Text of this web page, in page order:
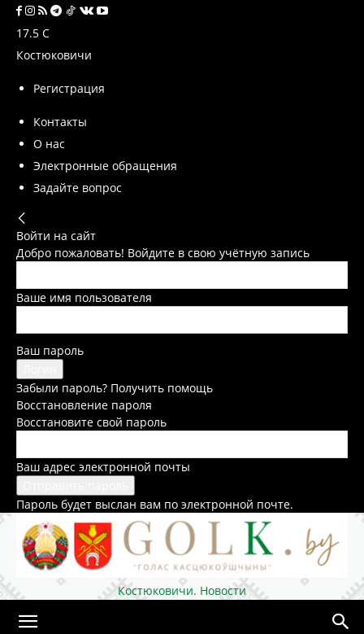
17.5 C
Костюковичи
Регистрация
Контакты
О нас
Электронные обращения
Задайте вопрос
Войти на сайт
Добро пожаловать! Войдите в свою учётную запись
Ваше имя пользователя
Ваш пароль
Забыли пароль? Получить помощь
Восстановление пароля
Восстановите свой пароль
Ваш адрес электронной почты
Пароль будет выслан вам по электронной почте.
Костюковичи. Новости